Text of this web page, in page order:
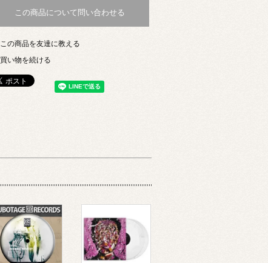
この商品について問い合わせる
この商品を友達に教える
買い物を続ける